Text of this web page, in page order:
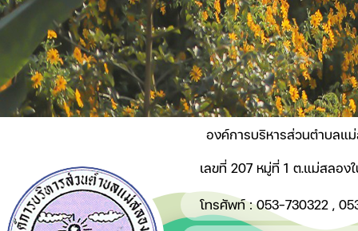
องค์การบริหารส่วนตำบลแ
เลขที่ 207 หมู่ที่ 1 ต.แม่สลอง
โทรศัพท์ :053-730322 ,